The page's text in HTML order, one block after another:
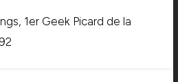
1er Geek Picard de la